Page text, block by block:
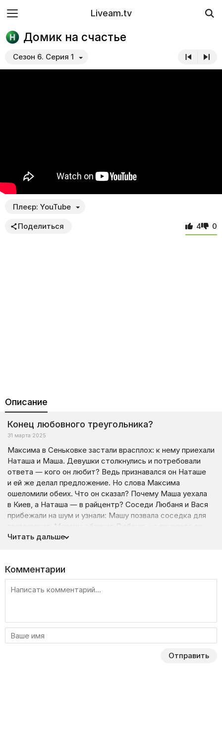
Liveam.tv
Домик на счастье
Сезон 6. Серия 1
Плеєр: YouTube
Поделиться 4 0
Описание
Конец любовного треугольника?
31 марта 2025
Максима в Сеньковке застали врасплох: к нему приехали
Наташа и Маша. Девушки столкнулись и потребовали
ответа — кого он любит? Ведь признавался он Наташе
и ей же делал предложение. Но слова Максима
ошеломили обеих. Что он сказал? Почему Маша уехала
в Киев, а Наташа — в райцентр? Соседи Любаня и Вася
прибежали на шум и узнали: Машу позвала соседка для
примирения. Максим обвинил Любаню, но виновата ли
она?
Читать дальше
Комментарии
Отправить